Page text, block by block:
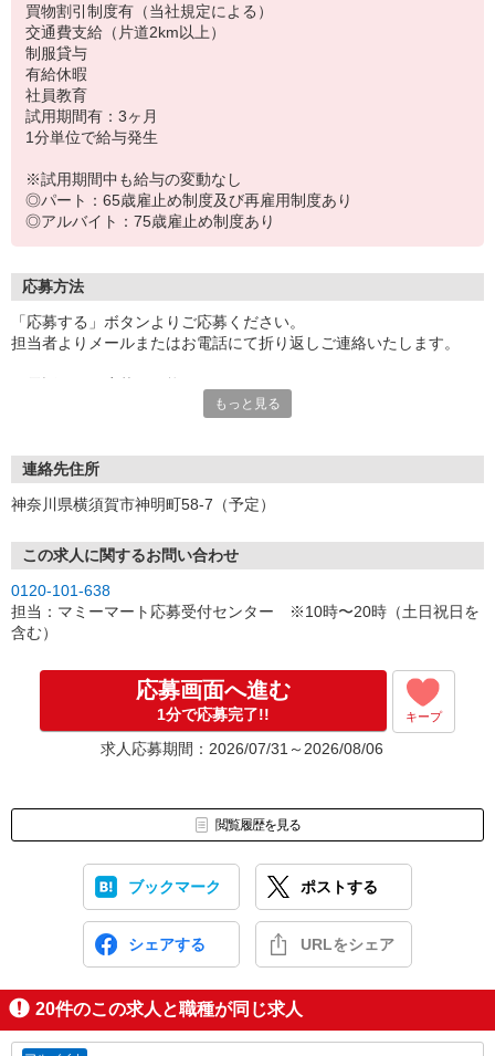
買物割引制度有（当社規定による）
交通費支給（片道2km以上）
制服貸与
有給休暇
社員教育
試用期間有：3ヶ月
1分単位で給与発生
※試用期間中も給与の変動なし
◎パート：65歳雇止め制度及び再雇用制度あり
◎アルバイト：75歳雇止め制度あり
応募方法
「応募する」ボタンよりご応募ください。
担当者よりメールまたはお電話にて折り返しご連絡いたします。
※連絡先TELの記載がある場合のみ
面接の際は履歴書（写真貼付）をご持参ください。
もっと見る
連絡先住所
神奈川県横須賀市神明町58-7（予定）
この求人に関するお問い合わせ
0120-101-638
担当：マミーマート応募受付センター ※10時〜20時（土日祝日を
含む）
応募画面へ進む
1分で応募完了!! キープ
求人応募期間：2026/07/31～2026/08/06
閲覧履歴を見る
ブックマーク ポストする
シェアする URLをシェア
20件のこの求人と職種が同じ求人